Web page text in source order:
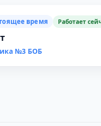
время Работает
№3 БОБ